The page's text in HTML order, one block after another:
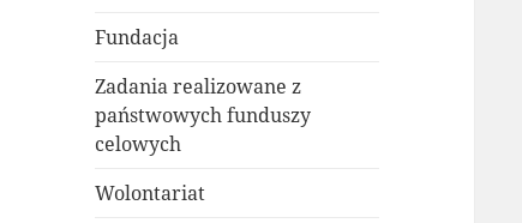
Fundacja
Zadania realizowane z
państwowych funduszy
celowych
Wolontariat